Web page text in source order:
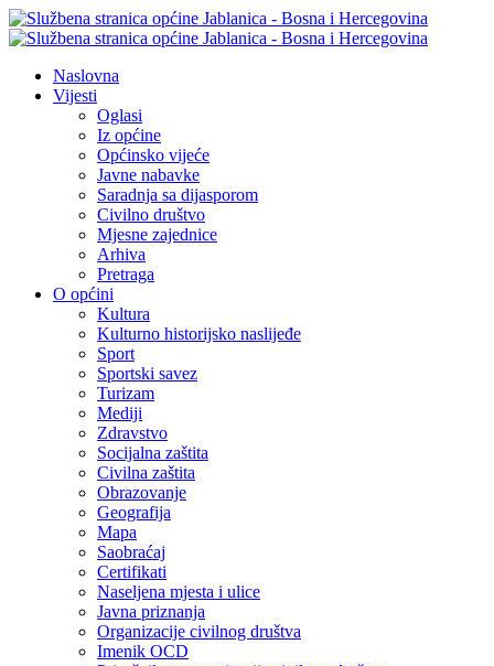
Naslovna
Vijesti
Oglasi
Iz općine
Općinsko vijeće
Javne nabavke
Saradnja sa dijasporom
Civilno društvo
Mjesne zajednice
Arhiva
Pretraga
O općini
Kultura
Kulturno historijsko naslijeđe
Sport
Sportski savez
Turizam
Mediji
Zdravstvo
Socijalna zaštita
Civilna zaštita
Obrazovanje
Geografija
Mapa
Saobraćaj
Certifikati
Naseljena mjesta i ulice
Javna priznanja
Organizacije civilnog društva
Imenik OCD